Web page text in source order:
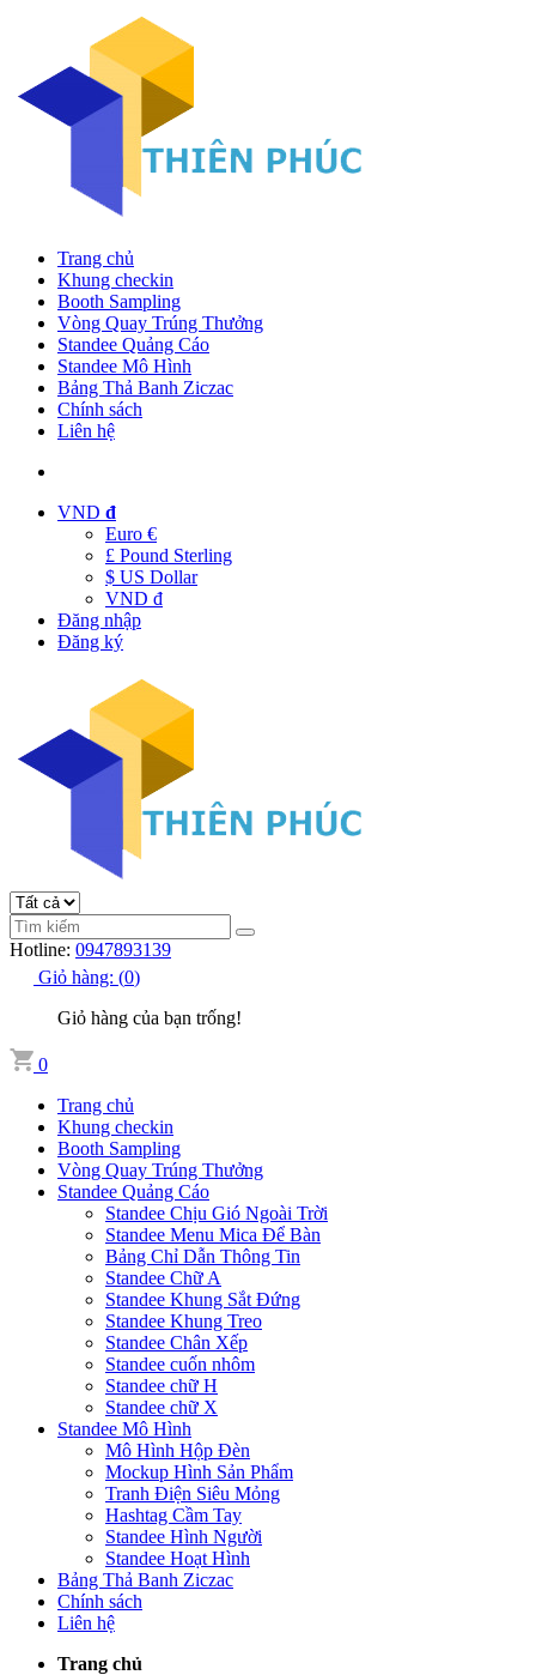
Trang chủ
Khung checkin
Booth Sampling
Vòng Quay Trúng Thưởng
Standee Quảng Cáo
Standee Mô Hình
Bảng Thả Banh Ziczac
Chính sách
Liên hệ
VND đ
Euro €
£ Pound Sterling
$ US Dollar
VND đ
Đăng nhập
Đăng ký
Hotline: 0947893139
Giỏ hàng: (0)
Giỏ hàng của bạn trống!
0
Trang chủ
Khung checkin
Booth Sampling
Vòng Quay Trúng Thưởng
Standee Quảng Cáo
Standee Chịu Gió Ngoài Trời
Standee Menu Mica Để Bàn
Bảng Chỉ Dẫn Thông Tin
Standee Chữ A
Standee Khung Sắt Đứng
Standee Khung Treo
Standee Chân Xếp
Standee cuốn nhôm
Standee chữ H
Standee chữ X
Standee Mô Hình
Mô Hình Hộp Đèn
Mockup Hình Sản Phẩm
Tranh Điện Siêu Mỏng
Hashtag Cầm Tay
Standee Hình Người
Standee Hoạt Hình
Bảng Thả Banh Ziczac
Chính sách
Liên hệ
Trang chủ